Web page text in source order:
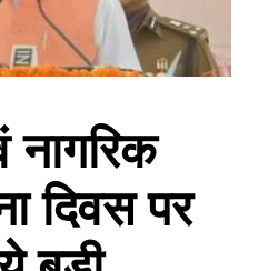
नागरिक
दिवस पर